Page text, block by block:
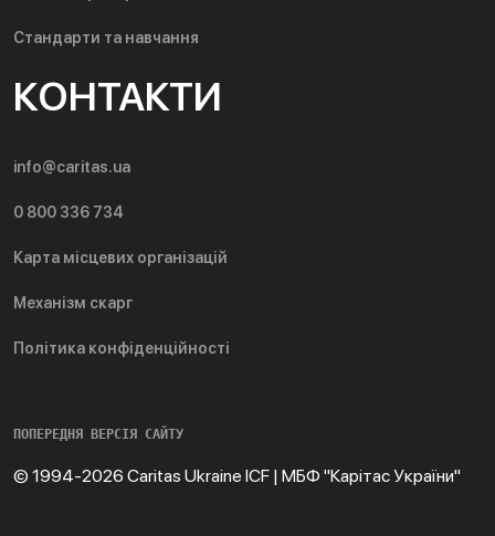
Стандарти та навчання
КОНТАКТИ
info@caritas.ua
0 800 336 734
Карта місцевих організацій
Механізм скарг
Політика конфіденційності
ПОПЕРЕДНЯ ВЕРСІЯ САЙТУ
© 1994-2026 Caritas Ukraine ICF | МБФ "Карітас України"